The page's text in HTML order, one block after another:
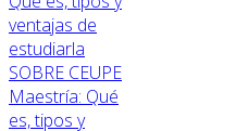
SOBRE CEUPE
Maestría: Qué
es, tipos y